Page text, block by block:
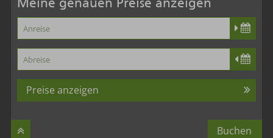
Meine genauen Preise anzeigen
Preise anzeigen
Buchen